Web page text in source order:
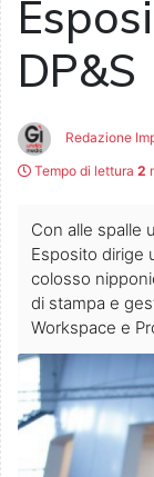
DP&S
Redazione
Tempo di lettura 2
Con alle spalle
Esposito dirige
colosso
di stampa e
Workspace e